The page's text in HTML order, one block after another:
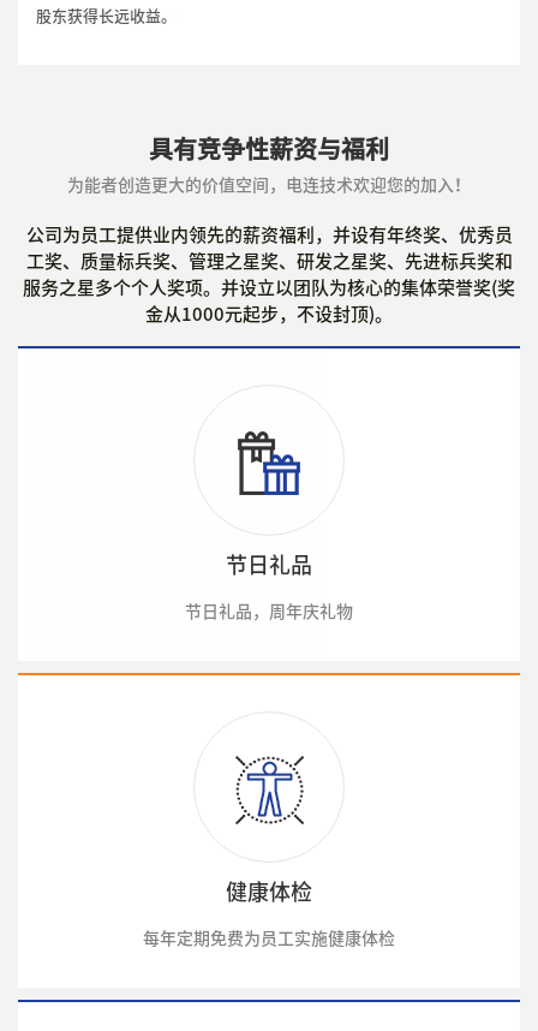
股东获得长远收益。
具有竞争性薪资与福利
为能者创造更大的价值空间，电连技术欢迎您的加入！
公司为员工提供业内领先的薪资福利，并设有年终奖、优秀员
工奖、质量标兵奖、管理之星奖、研发之星奖、先进标兵奖和
服务之星多个个人奖项。并设立以团队为核心的集体荣誉奖(奖
金从1000元起步，不设封顶)。
节日礼品
节日礼品，周年庆礼物
健康体检
每年定期免费为员工实施健康体检